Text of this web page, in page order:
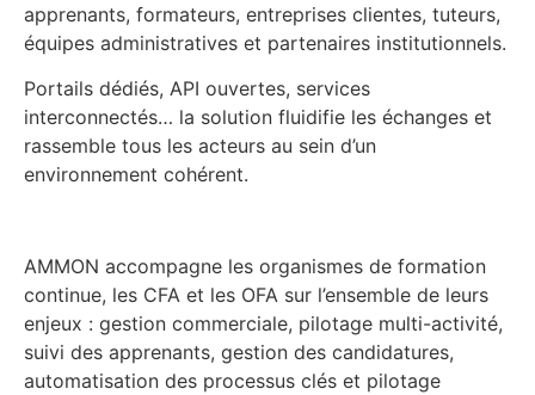
apprenants, formateurs, entreprises clientes, tuteurs,
équipes administratives et partenaires institutionnels.
Portails dédiés, API ouvertes, services
interconnectés… la solution fluidifie les échanges et
rassemble tous les acteurs au sein d’un
environnement cohérent.
AMMON accompagne les organismes de formation
continue, les CFA et les OFA sur l’ensemble de leurs
enjeux : gestion commerciale, pilotage multi-activité,
suivi des apprenants, gestion des candidatures,
automatisation des processus clés et pilotage